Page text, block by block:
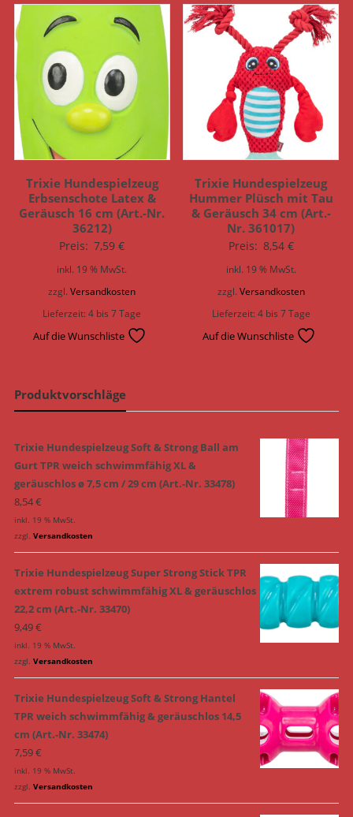
Trixie Hundespielzeug
Erbsenschote Latex &
Geräusch 16 cm (Art.-Nr.
36212)
Preis: 7,59€
inkl. 19 % MwSt.
zzgl.Versandkosten
Lieferzeit:4 bis 7 Tage
Auf die Wunschliste
Trixie Hundespielzeug
Hummer Plüsch mit Tau
& Geräusch 34 cm (Art.-
Nr. 361017)
Preis: 8,54 €
inkl. 19 % MwSt.
zzgl.Versandkosten
Lieferzeit:4 bis 7 Tage
Auf die Wunschliste
Produktvorschläge
Trixie Hundespielzeug Soft & Strong Ball am
Gurt TPR weich schwimmfähig XL &
geräuschlos ø 7,5 cm / 29 cm (Art.-Nr. 33478)
8,54€
inkl. 19 % MwSt.
zzgl. Versandkosten
Trixie Hundespielzeug Super Strong Stick TPR
extrem robust schwimmfähig XL & geräuschlos
22,2 cm (Art.-Nr. 33470)
9,49€
inkl. 19 % MwSt.
zzgl. Versandkosten
Trixie Hundespielzeug Soft & Strong Hantel
TPR weich schwimmfähig & geräuschlos 14,5
cm (Art.-Nr. 33474)
7,59€
inkl. 19 % MwSt.
zzgl. Versandkosten